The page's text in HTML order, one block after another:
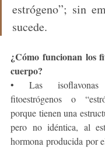
estrógeno”; sin
sucede.
¿Cómo funcionan los
cuerpo?
• Las isoflavonas
fitoestrógenos o
porque tienen una
pero no idéntica, al
hormona producida por